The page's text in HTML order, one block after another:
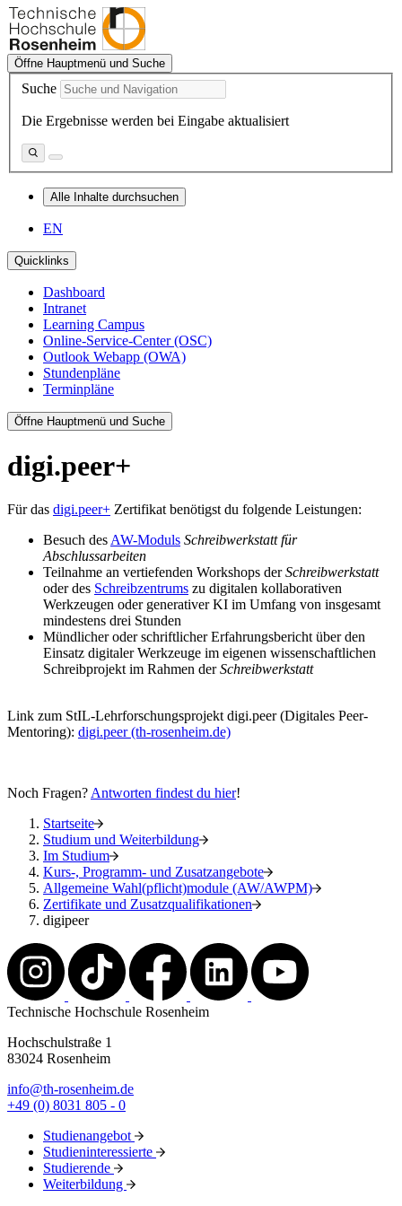
Öffne Hauptmenü und Suche
Suche
Die Ergebnisse werden bei Eingabe aktualisiert
Alle Inhalte durchsuchen
EN
Quicklinks
Dashboard
Intranet
Learning Campus
Online-Service-Center (OSC)
Outlook Webapp (OWA)
Stundenpläne
Terminpläne
Öffne Hauptmenü und Suche
digi.peer+
Für das digi.peer+ Zertifikat benötigst du folgende Leistungen:
Besuch desAW-Moduls Schreibwerkstatt für
Abschlussarbeiten
Teilnahme an vertiefenden Workshops derSchreibwerkstatt
oder des Schreibzentrums zu digitalen kollaborativen
Werkzeugen oder generativer KI im Umfang von insgesamt
mindestens drei Stunden
Mündlicher oder schriftlicher Erfahrungsbericht über den
Einsatz digitaler Werkzeuge im eigenen wissenschaftlichen
Schreibprojekt im Rahmen derSchreibwerkstatt
Link zum StIL-Lehrforschungsprojekt digi.peer (Digitales Peer-
Mentoring): digi.peer (th-rosenheim.de)
Noch Fragen?Antworten findest du hier!
Startseite
Studium und Weiterbildung
Im Studium
Kurs-, Programm- und Zusatzangebote
Allgemeine Wahl(pflicht)module (AW/AWPM)
Zertifikate und Zusatzqualifikationen
digipeer
Technische Hochschule Rosenheim
Hochschulstraße 1
83024 Rosenheim
info@th-rosenheim.de
+49 (0) 8031 805 - 0
Studienangebot
Studieninteressierte
Studierende
Weiterbildung